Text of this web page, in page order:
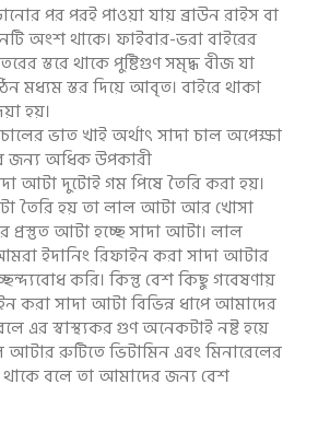
পর পরই পাওয়া যায় ব্রাউন রাইস বা
অংশ থাকে। ফাইবার-ভরা বাইরের
স্তরে থাকে পুষ্টিগুণ সমৃদ্ধ বীজ যা
মধ্যম স্তর দিয়ে আবৃত। বাইরে থাকা
হয়।
ভাত খাই অর্থাৎ সাদা চাল অপেক্ষা
জন্য অধিক উপকারী
আটা দুটোই গম পিষে তৈরি করা হয়।
তৈরি হয় তা লাল আটা আর খোসা
প্রস্তুত আটা হচ্ছে সাদা আটা। লাল
ইদানিং রিফাইন করা সাদা আটার
করি। কিন্তু বেশ কিছু গবেষণায়
করা সাদা আটা বিভিন্ন ধাপে আমাদের
এর স্বাস্থ্যকর গুণ অনেকটাই নষ্ট হয়ে
রুটিতে ভিটামিন এবং মিনারেলের
থাকে বলে তা আমাদের জন্য বেশ